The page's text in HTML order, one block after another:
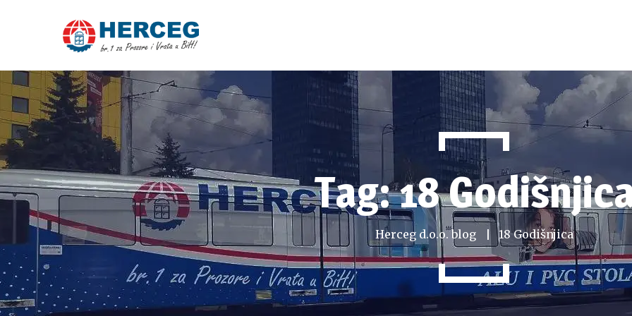
Tag: 18
Herceg d.o.o. blog 18 Godišnjica